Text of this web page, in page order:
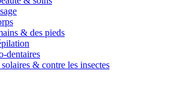
& des pieds
dentaires
& contre les insectes